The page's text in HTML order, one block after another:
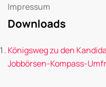
Impressum
Downloads
Königsweg zu den
Jobbörsen-Kompass-